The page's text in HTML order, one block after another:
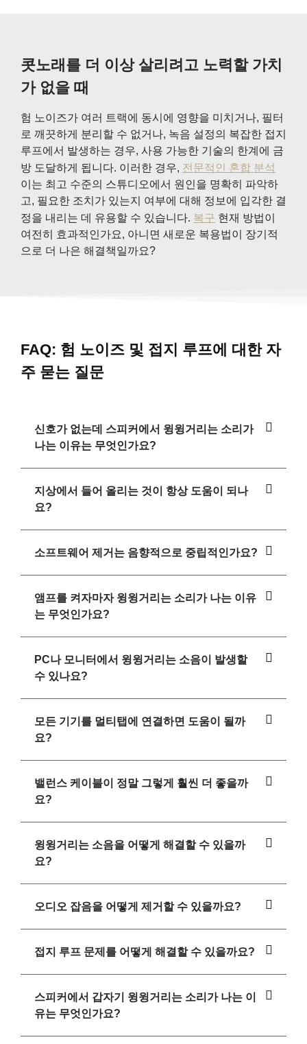
콧노래를 더 이상 살리려고 노력할 가치
가 없을 때
험 노이즈가 여러 트랙에 동시에 영향을 미치거나, 필터
로 깨끗하게 분리할 수 없거나, 녹음 설정의 복잡한 접지
루프에서 발생하는 경우, 사용 가능한 기술의 한계에 금
방 도달하게 됩니다. 이러한 경우, 전문적인 혼합 분석
이는 최고 수준의 스튜디오에서 원인을 명확히 파악하
고, 필요한 조치가 있는지 여부에 대해 정보에 입각한 결
정을 내리는 데 유용할 수 있습니다. 복구 현재 방법이
여전히 효과적인가요, 아니면 새로운 복용법이 장기적
으로 더 나은 해결책일까요?
FAQ: 험 노이즈 및 접지 루프에 대한 자
주 묻는 질문
신호가 없는데 스피커에서 윙윙거리는 소리가
나는 이유는 무엇인가요?
지상에서 들어 올리는 것이 항상 도움이 되나
요?
소프트웨어 제거는 음향적으로 중립적인가요?
앰프를 켜자마자 윙윙거리는 소리가 나는 이유
는 무엇인가요?
PC나 모니터에서 윙윙거리는 소음이 발생할
수 있나요?
모든 기기를 멀티탭에 연결하면 도움이 될까
요?
밸런스 케이블이 정말 그렇게 훨씬 더 좋을까
요?
윙윙거리는 소음을 어떻게 해결할 수 있을까
요?
오디오 잡음을 어떻게 제거할 수 있을까요?
접지 루프 문제를 어떻게 해결할 수 있을까요?
스피커에서 갑자기 윙윙거리는 소리가 나는 이
유는 무엇인가요?